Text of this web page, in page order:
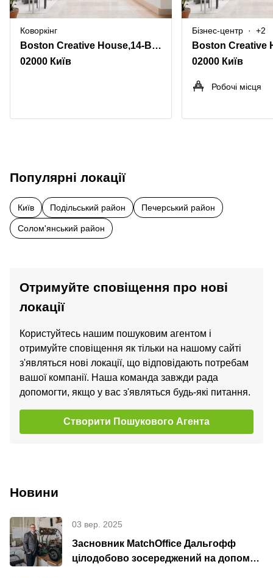
Коворкінг
Boston Creative House,14-B, Stepana Bandery Kyiv
02000 Київ
Бізнес-центр +2
02000 Київ
Робочі місця
Популярні локації
Київ Подільський район Печерський район
Солом'янський район
Отримуйте сповіщення про нові
локації
Користуйтесь нашим пошуковим агентом і
отримуйте сповіщення як тільки на нашому сайті
з'являться нові локації, що відповідають потребам
вашої компанії. Наша команда завжди рада
допомогти, якщо у вас з'являться будь-які питання.
Створити Пошукового Агента
Новини
03 вер. 2025
Засновник MatchOffice Дальгофф
цілодобово зосереджений на допомозі